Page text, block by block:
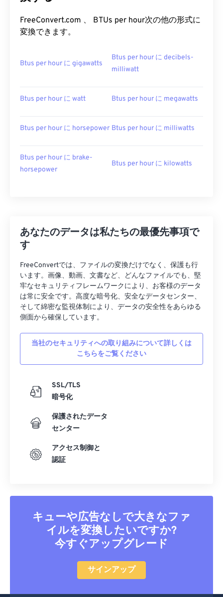
FreeConvert.com 、 BTUs per hour次の他の形式に
変換できます。
Btus per hour に gigawatts
Btus per hour に decibels-
milliwatt
Btus per hour に watt Btus per hour に megawatts
Btus per hour に horsepower Btus per hour に milliwatts
Btus per hour に brake-
horsepower
Btus per hour に kilowatts
あなたのデータは私たちの最優先事項で
す
FreeConvertでは、ファイルの変換だけでなく、保護も行
います。画像、動画、文書など、どんなファイルでも、堅
牢なセキュリティフレームワークにより、お客様のデータ
は常に安全です。高度な暗号化、安全なデータセンター、
そして綿密な監視体制により、データの安全性をあらゆる
側面から確保しています。
当社のセキュリティへの取り組みについて詳しくは
こちらをご覧ください
SSL/TLS
暗号化
保護されたデータ
センター
アクセス制御と
認証
キューや広告なしで大きなファ
イルを変換したいですか?
今すぐアップグレード
サインアップ